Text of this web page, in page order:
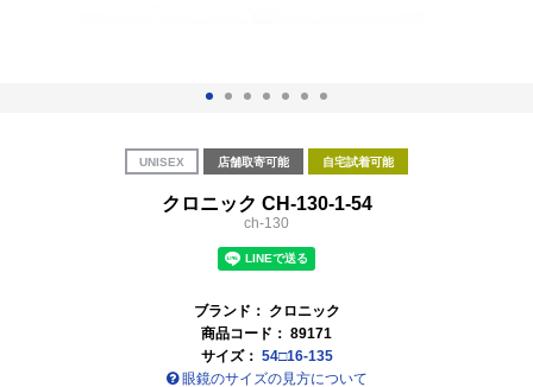
UNISEX 店舗取寄可能 自宅試着可能
クロニック CH-130-1-54
ch-130
ブランド： クロニック
商品コード： 89171
サイズ： 54□16-135
眼鏡のサイズの見方について